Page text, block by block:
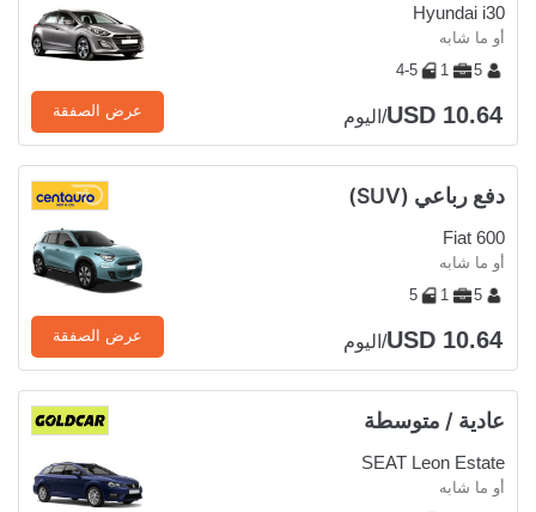
Hyundai i30
أو ما شابه
5
1
4-5
USD 10.64/اليوم عرض الصفقة
دفع رباعي (SUV)
Fiat 600
أو ما شابه
5
1
5
USD 10.64/اليوم عرض الصفقة
عادية / متوسطة
SEAT Leon Estate
أو ما شابه